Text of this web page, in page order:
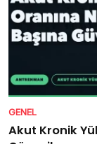
GENEL
Akut Kronik